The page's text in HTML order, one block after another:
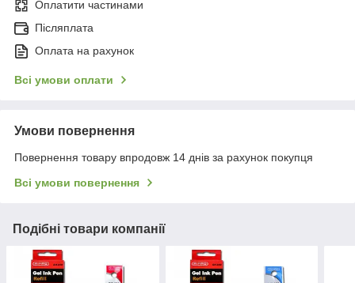
Оплатити частинами
Післяплата
Оплата на рахунок
Всі умови оплати
Умови повернення
Повернення товару впродовж 14 днів за рахунок покупця
Всі умови повернення
Подібні товари компанії